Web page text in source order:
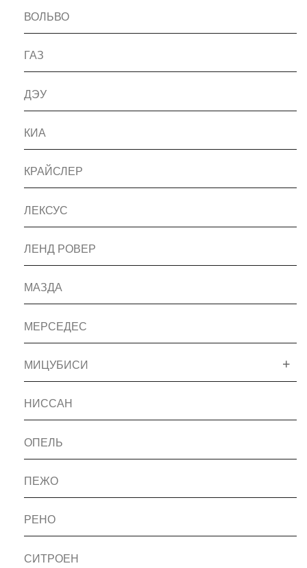
ВОЛЬВО
ГАЗ
ДЭУ
КИА
КРАЙСЛЕР
ЛЕКСУС
ЛЕНД РОВЕР
МАЗДА
МЕРСЕДЕС
МИЦУБИСИ
НИССАН
ОПЕЛЬ
ПЕЖО
РЕНО
СИТРОЕН